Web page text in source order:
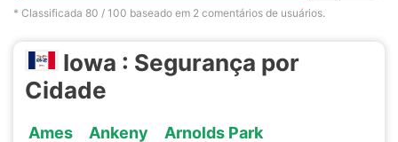
* Classificada 80 / 100 baseado em 2 comentários de usuários.
Iowa : Segurança por
Cidade
Ames Ankeny
Arnolds Park